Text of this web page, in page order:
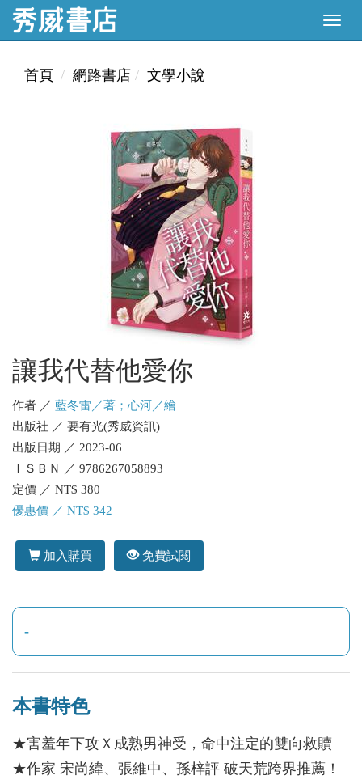
首頁 網路書店 文學小說
讓我代替他愛你
作者 ／ 藍冬雷／著；心河／繪
出版社 ／ 要有光(秀威資訊)
出版日期 ／ 2023-06
ＩＳＢＮ ／ 9786267058893
定價 ／ NT$ 380
優惠價 ／ NT$ 342
加入購買 免費試閱
-
本書特色
★害羞年下攻Ｘ成熟男神受，命中注定的雙向救贖
★作家 宋尚緯、張維中、孫梓評 破天荒跨界推薦！